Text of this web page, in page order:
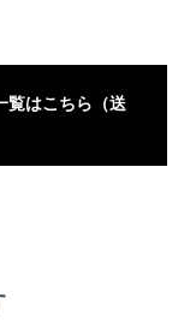
覧はこちら（送